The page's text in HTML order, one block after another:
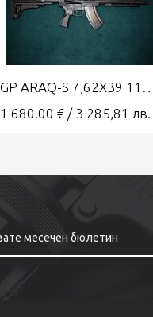
GP ARAQ-S 7,62X39 11'
1 680.00 € / 3 285,81 лв.